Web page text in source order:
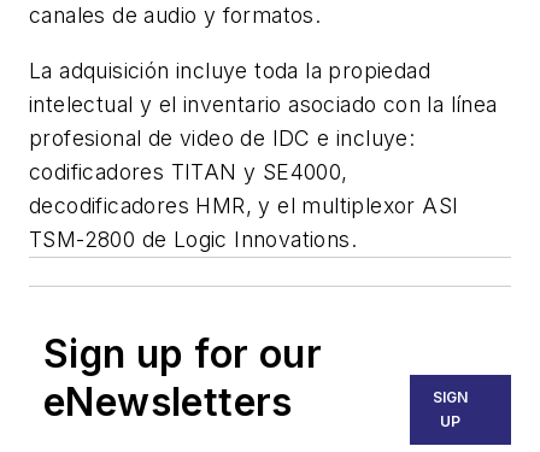
canales de audio y formatos.
La adquisición incluye toda la propiedad
intelectual y el inventario asociado con la línea
profesional de video de IDC e incluye:
codificadores TITAN y SE4000,
decodificadores HMR, y el multiplexor ASI
TSM-2800 de Logic Innovations.
Sign up for our
eNewsletters
SIGN
UP